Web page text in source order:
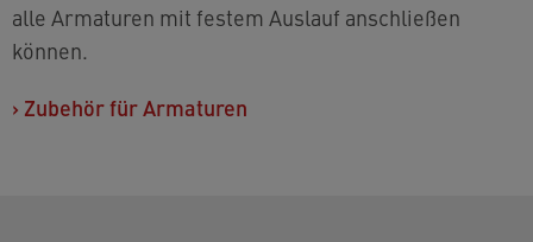
alle Armaturen mit festem Auslauf anschließen
können.
› Zubehör für Armaturen